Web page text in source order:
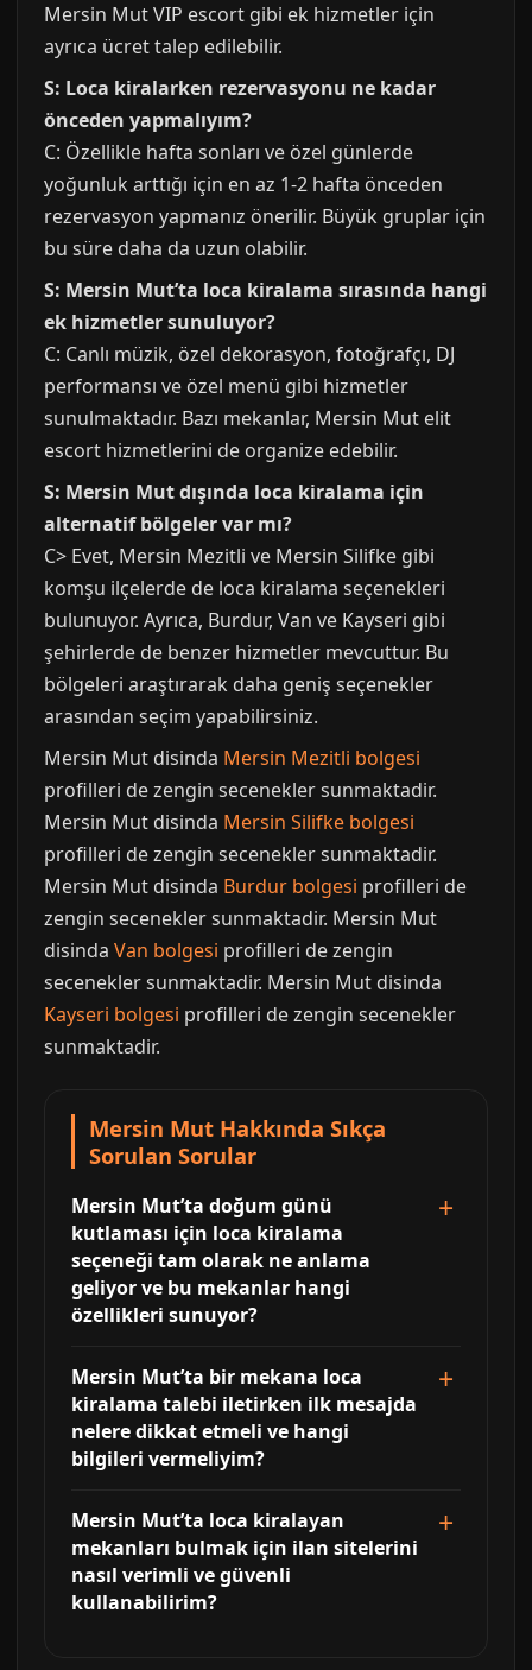
Mersin Mut VIP escort gibi ek hizmetler için
ayrıca ücret talep edilebilir.
S: Loca kiralarken rezervasyonu ne kadar
önceden yapmalıyım?
C: Özellikle hafta sonları ve özel günlerde
yoğunluk arttığı için en az 1-2 hafta önceden
rezervasyon yapmanız önerilir. Büyük gruplar için
bu süre daha da uzun olabilir.
S: Mersin Mut’ta loca kiralama sırasında hangi
ek hizmetler sunuluyor?
C: Canlı müzik, özel dekorasyon, fotoğrafçı, DJ
performansı ve özel menü gibi hizmetler
sunulmaktadır. Bazı mekanlar, Mersin Mut elit
escort hizmetlerini de organize edebilir.
S: Mersin Mut dışında loca kiralama için
alternatif bölgeler var mı?
C> Evet, Mersin Mezitli ve Mersin Silifke gibi
komşu ilçelerde de loca kiralama seçenekleri
bulunuyor. Ayrıca, Burdur, Van ve Kayseri gibi
şehirlerde de benzer hizmetler mevcuttur. Bu
bölgeleri araştırarak daha geniş seçenekler
arasından seçim yapabilirsiniz.
Mersin Mut disinda Mersin Mezitli bolgesi
profilleri de zengin secenekler sunmaktadir.
Mersin Mut disinda Mersin Silifke bolgesi
profilleri de zengin secenekler sunmaktadir.
Mersin Mut disinda Burdur bolgesi profilleri de
zengin secenekler sunmaktadir. Mersin Mut
disinda Van bolgesi profilleri de zengin
secenekler sunmaktadir. Mersin Mut disinda
Kayseri bolgesi profilleri de zengin secenekler
sunmaktadir.
Mersin Mut Hakkında Sıkça
Sorulan Sorular
Mersin Mut’ta doğum günü
kutlaması için loca kiralama
seçeneği tam olarak ne anlama
geliyor ve bu mekanlar hangi
özellikleri sunuyor?
Mersin Mut’ta bir mekana loca
kiralama talebi iletirken ilk mesajda
nelere dikkat etmeli ve hangi
bilgileri vermeliyim?
Mersin Mut’ta loca kiralayan
mekanları bulmak için ilan sitelerini
nasıl verimli ve güvenli
kullanabilirim?